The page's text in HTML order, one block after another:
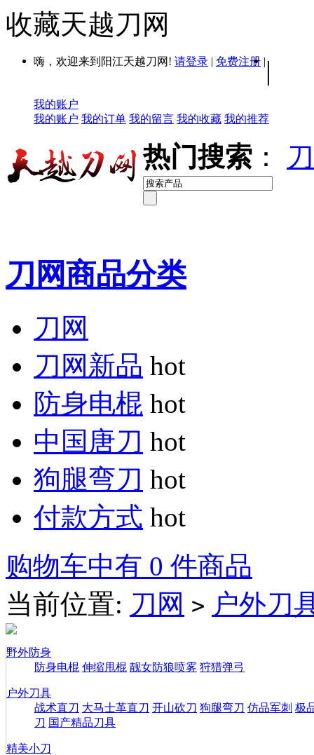
收藏天越刀网
嗨，欢迎来到阳江天越刀网! 请登录 | 免费注册 | |
我的账户
我的账户 我的订单 我的留言 我的收藏 我的推荐
热门搜索 ：
刀网商品分类
刀网
刀网新品 hot
防身电棍 hot
中国唐刀 hot
狗腿弯刀 hot
付款方式 hot
购物车中有 0 件商品
当前位置: 刀网 > 户外刀
野外防身
防身电棍 伸缩甩棍 靓女防狼喷雾 狩猎弹弓
户外刀具
战术直刀 大马士革直刀 开山砍刀 狗腿弯刀 仿品军刺 极
刀 国产精品刀具
精美小刀